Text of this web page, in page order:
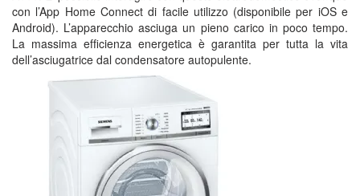
con l’App Home Connect di facile utilizzo (disponibile per iOS e
Android). L’apparecchio asciuga un pieno carico in poco tempo.
La massima efﬁcienza energetica è garantita per tutta la vita
dell’asciugatrice dal condensatore autopulente.